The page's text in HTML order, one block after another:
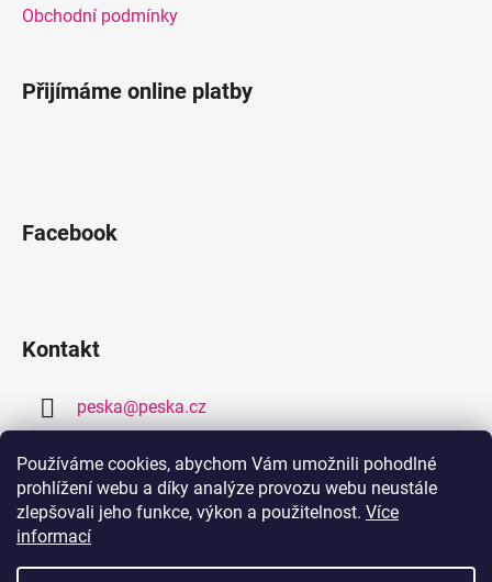
Používáme cookies, abychom Vám umožnili pohodlné
prohlížení webu a díky analýze provozu webu neustále
zlepšovali jeho funkce, výkon a použitelnost. Více
informací
Obchodní podmínky
Přijímáme online platby
Facebook
Kontakt
peska@peska.cz
377 259 632
778 459 632